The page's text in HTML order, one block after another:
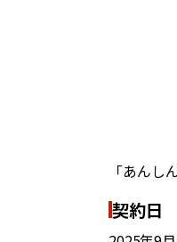
「あん
契約日